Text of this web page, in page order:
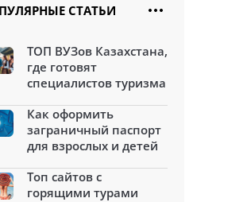
СТАТЬИ
ТОП ВУЗов Казахстана,
где готовят
специалистов туризма
Как оформить
заграничный паспорт
для взрослых и детей
Топ сайтов с
горящими турами